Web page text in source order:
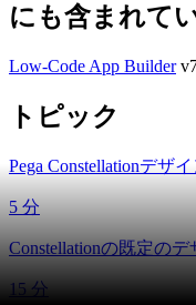
にも含まれて
Low-Code App Builder
トピック
Pega Constellationデザ
5 分
Constellationの既定のデ
15 分